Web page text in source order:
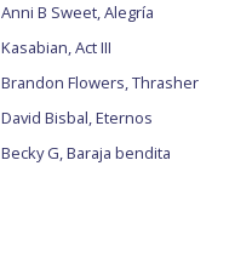
Anni B Sweet, Alegría
Kasabian, Act III
Brandon Flowers, Thrasher
David Bisbal, Eternos
Becky G, Baraja bendita